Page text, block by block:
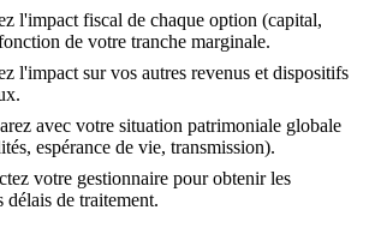
l'impact fiscal de chaque option (capital,
de votre tranche marginale.
l'impact sur vos autres revenus et dispositifs
avec votre situation patrimoniale globale
espérance de vie, transmission).
votre gestionnaire pour obtenir les
délais de traitement.